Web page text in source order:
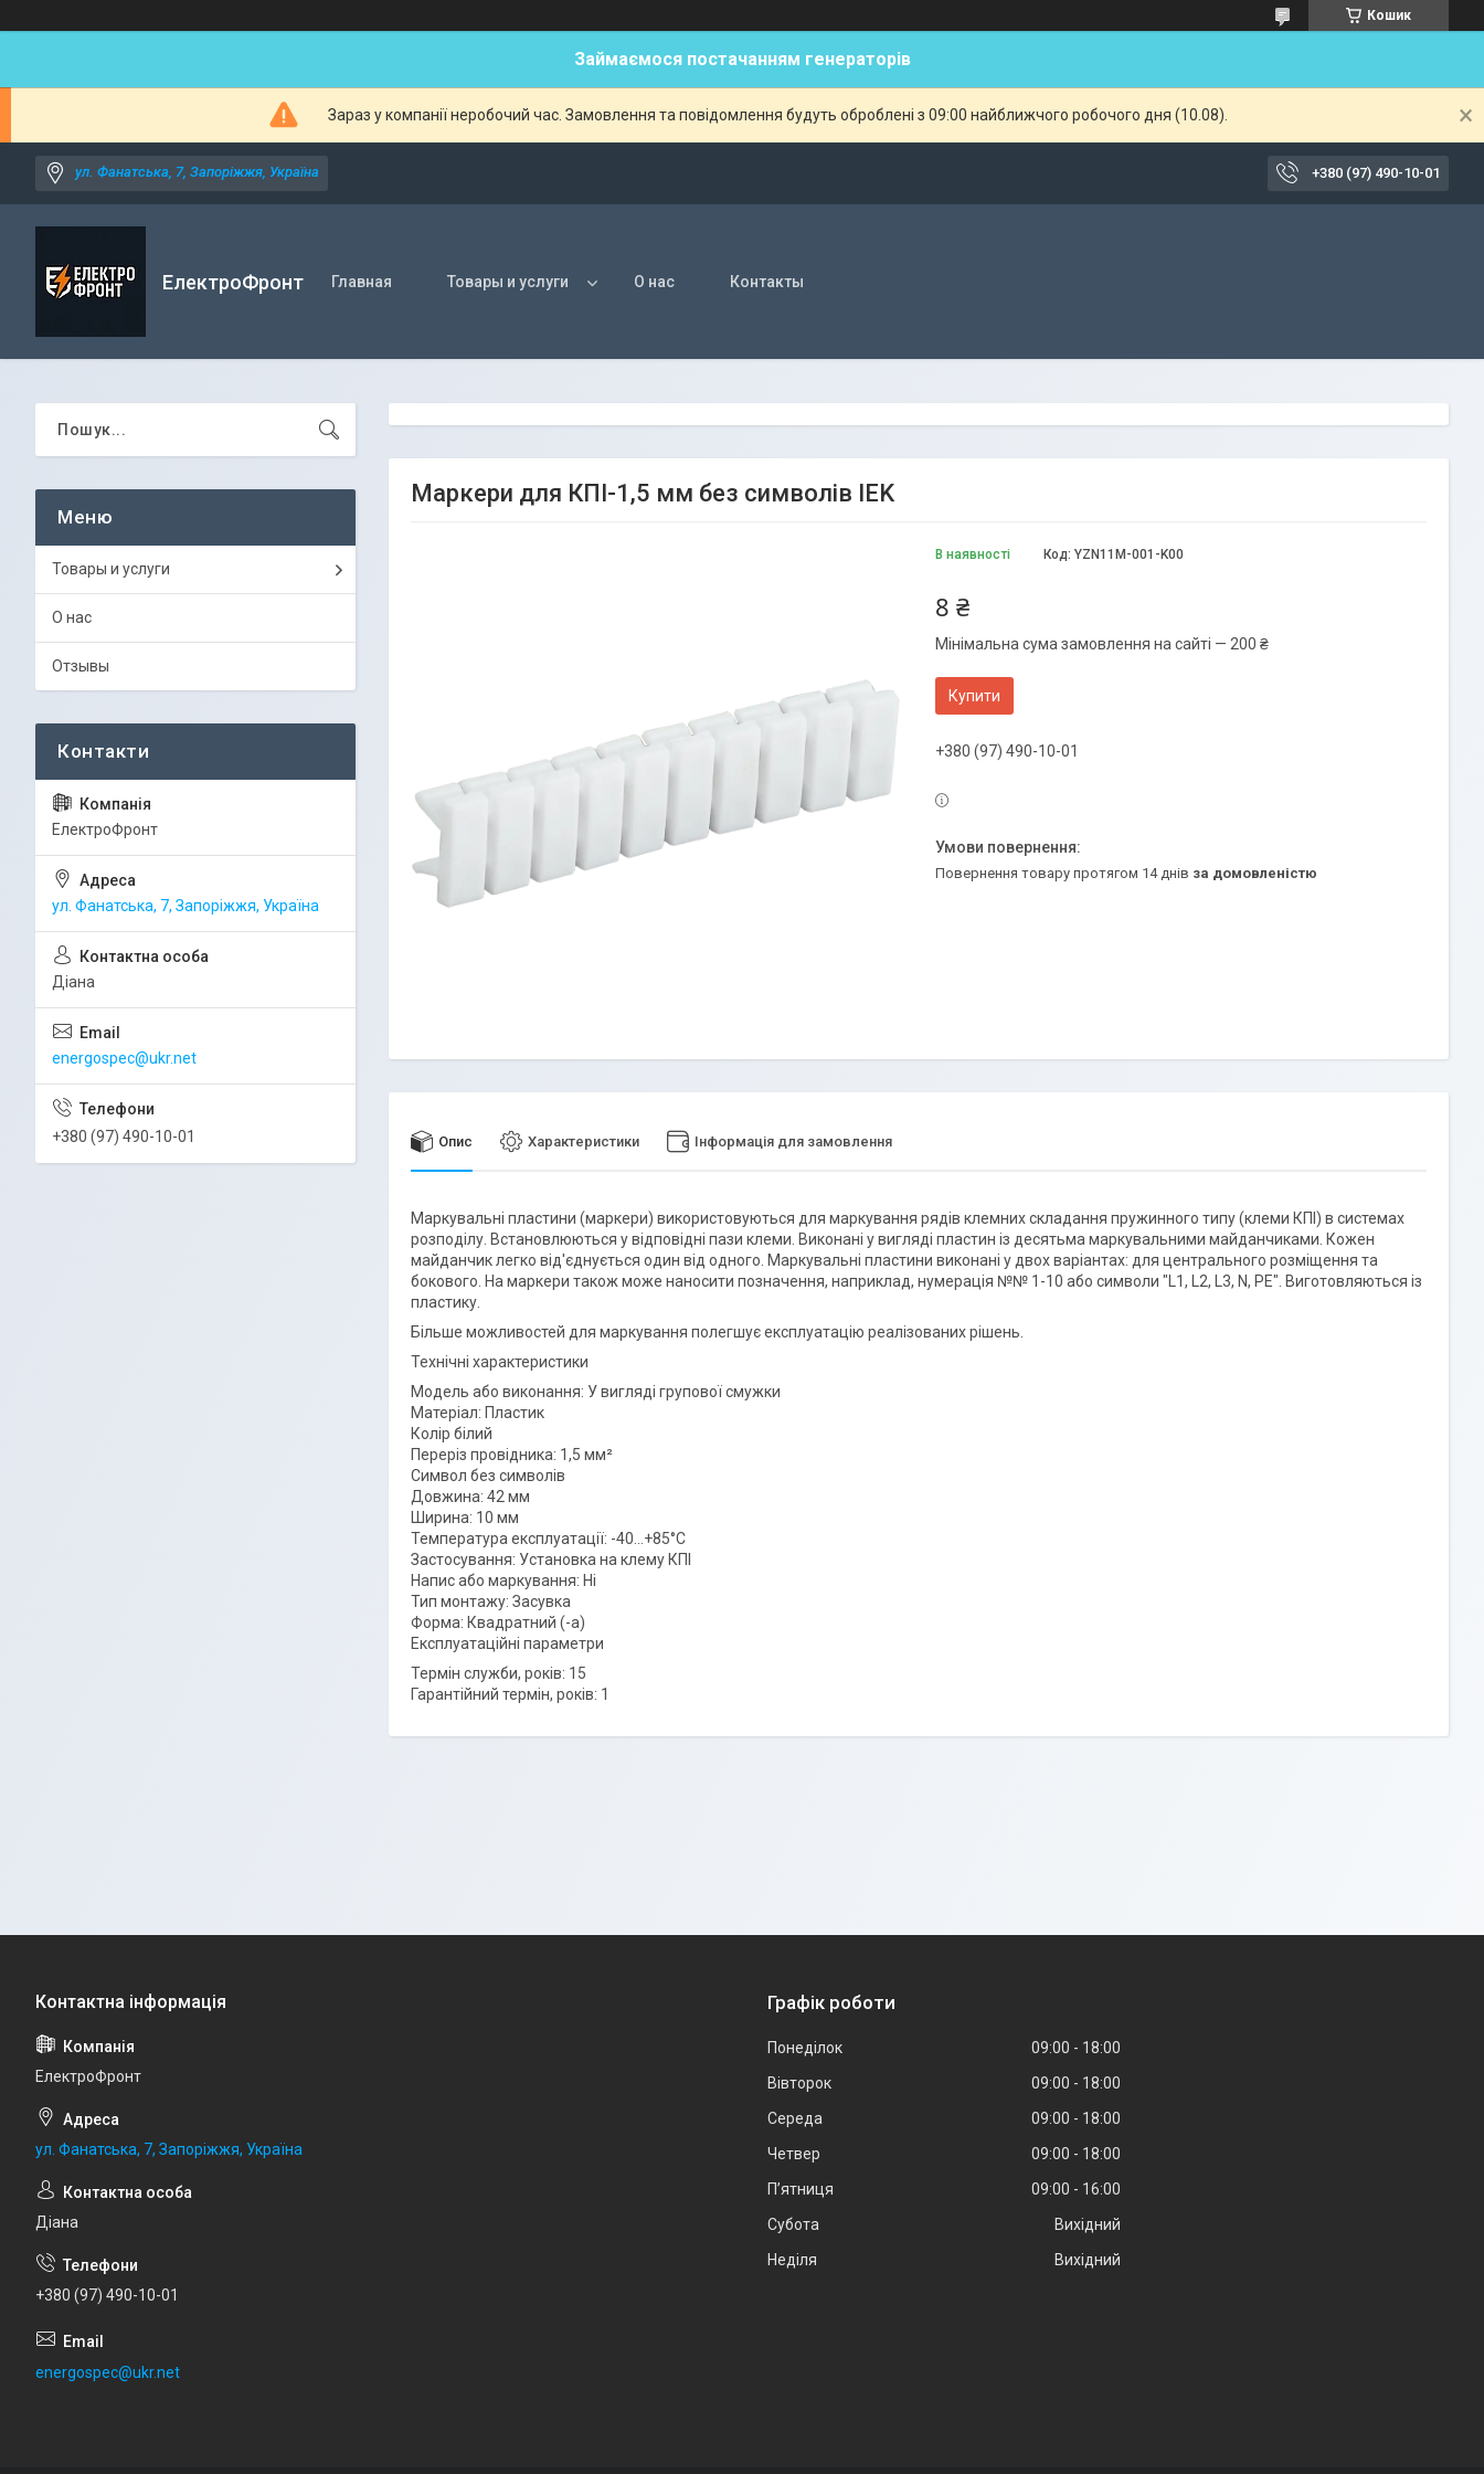
Кошик
Займаємося постачанням генераторів
Зараз у компанії неробочий час. Замовлення та повідомлення будуть оброблені з 09:00 найближчого робочого дня (10.08).
ул. Фанатська, 7, Запоріжжя, Україна +380 (97) 490-10-01
ЕлектроФронт Главная Товары и услуги О нас Контакты
Маркери для КПІ-1,5 мм без символів IEK
В наявності Код: YZN11M-001-K00
8 ₴
Мінімальна сума замовлення на сайті — 200 ₴
Купити
+380 (97) 490-10-01
повернення товару протягом 14 днів за домовленістю
Опис Характеристики Інформація для замовлення
Маркувальні пластини (маркери) використовуються для маркування рядів клемних складання пружинного типу (клеми КПІ) в системах
розподілу. Встановлюються у відповідні пази клеми. Виконані у вигляді пластин із десятьма маркувальними майданчиками. Кожен
майданчик легко від'єднується один від одного. Маркувальні пластини виконані у двох варіантах: для центрального розміщення та
бокового. На маркери також може наносити позначення, наприклад, нумерація №№ 1-10 або символи "L1, L2, L3, N, PE". Виготовляються із
пластику.
Більше можливостей для маркування полегшує експлуатацію реалізованих рішень.
Технічні характеристики
Модель або виконання: У вигляді групової смужки
Матеріал: Пластик
Колір білий
Переріз провідника: 1,5 мм²
Символ без символів
Довжина: 42 мм
Ширина: 10 мм
Температура експлуатації: -40...+85°C
Застосування: Установка на клему КПІ
Напис або маркування: Ні
Тип монтажу: Засувка
Форма: Квадратний (-а)
Експлуатаційні параметри
Термін служби, років: 15
Гарантійний термін, років: 1
Товары и услуги
О нас
Отзывы
ЕлектроФронт
ул. Фанатська, 7, Запоріжжя, Україна
Діана
energospec@ukr.net
+380 (97) 490-10-01
ЕлектроФронт
ул. Фанатська, 7, Запоріжжя, Україна
Діана
+380 (97) 490-10-01
energospec@ukr.net
Графік роботи
Понеділок 09:00
18:00
Вівторок
09:00
18:00
Середа
09:00
18:00
Четвер
09:00
18:00
Пʼятниця
09:00
16:00
Субота
Вихідний
Неділя
Вихідний